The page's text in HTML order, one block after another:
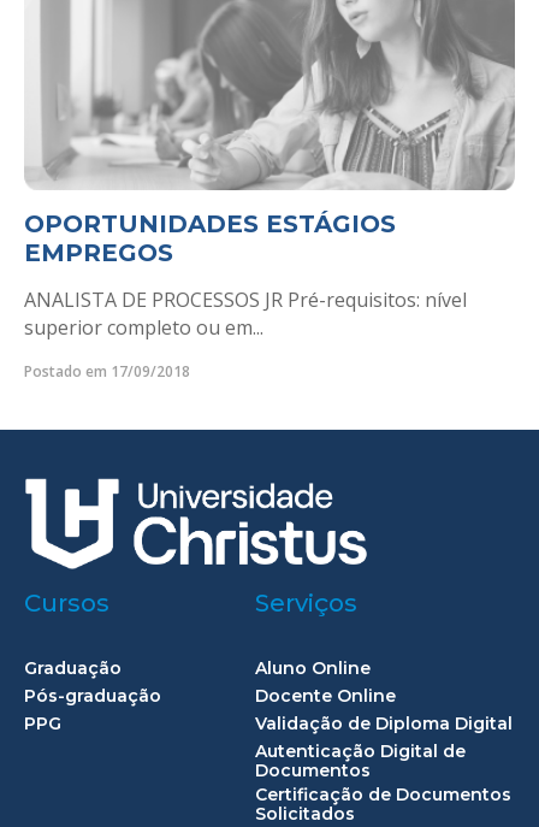
OPORTUNIDADES ESTÁGIOS
EMPREGOS
ANALISTA DE PROCESSOS JR Pré-requisitos: nível
superior completo ou em...
Postado em 17/09/2018
Cursos
Graduação
Pós-graduação
PPG
Serviços
Aluno Online
Docente Online
Validação de Diploma Digital
Autenticação Digital de
Documentos
Certificação de Documentos
Solicitados